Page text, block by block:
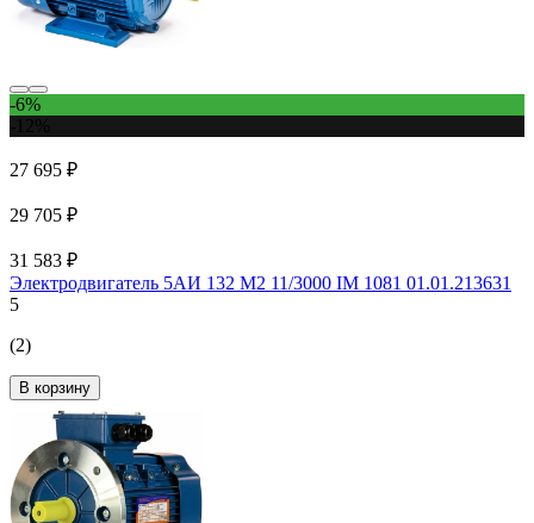
-6%
27 695 ₽
29 705 ₽
31 583 ₽
Электродвигатель 5АИ 132 М2 11/3000 IM 1081 01.01.213631
5
(2)
В корзину